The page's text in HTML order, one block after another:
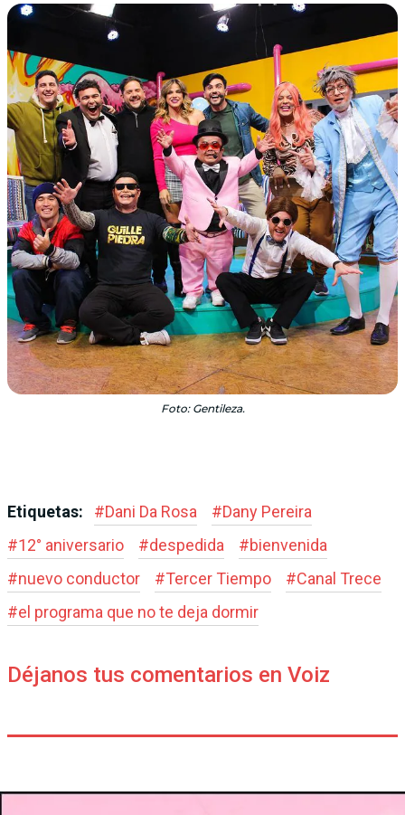
Foto: Gentileza.
Etiquetas: #Dani Da Rosa #Dany Pereira
#12° aniversario #despedida #bienvenida
#nuevo conductor #Tercer Tiempo #Canal Trece
#el programa que no te deja dormir
Déjanos tus comentarios en Voiz